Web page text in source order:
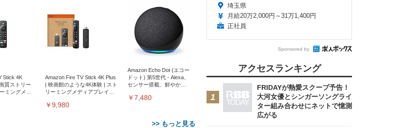
Stick 4K
質ストリー
ミングメデ
Amazon Fire TV Stick 4K Plus
| 映画館のような4K体験 | スト
リーミングメディアプレイヤ
￥9,980
Amazon Echo Dot (エコー
ドット) 第5世代 - Alexa、
センサー搭載、鮮やかな
￥7,480
>> もっと見る
埼玉県
月給20万2,000円～31万1,400円
正社員
Sponsored by
アクセスランキング
FRIDAYが熱愛スクープ予告！
大河女優とシンガーソングライ
ター組み合わせにネットで憶測
広がる